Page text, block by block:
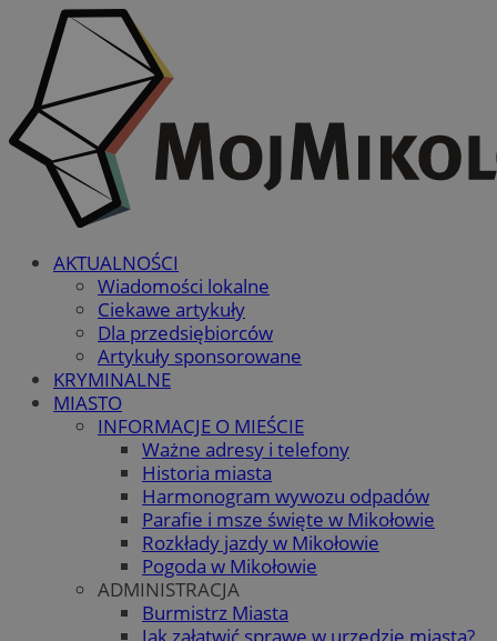
AKTUALNOŚCI
Wiadomości lokalne
Ciekawe artykuły
Dla przedsiębiorców
Artykuły sponsorowane
KRYMINALNE
MIASTO
INFORMACJE O MIEŚCIE
Ważne adresy i telefony
Historia miasta
Harmonogram wywozu odpadów
Parafie i msze święte w Mikołowie
Rozkłady jazdy w Mikołowie
Pogoda w Mikołowie
ADMINISTRACJA
Burmistrz Miasta